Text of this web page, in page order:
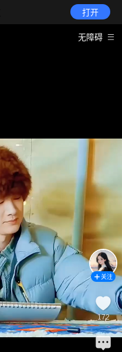
打开
无障碍
关注
172